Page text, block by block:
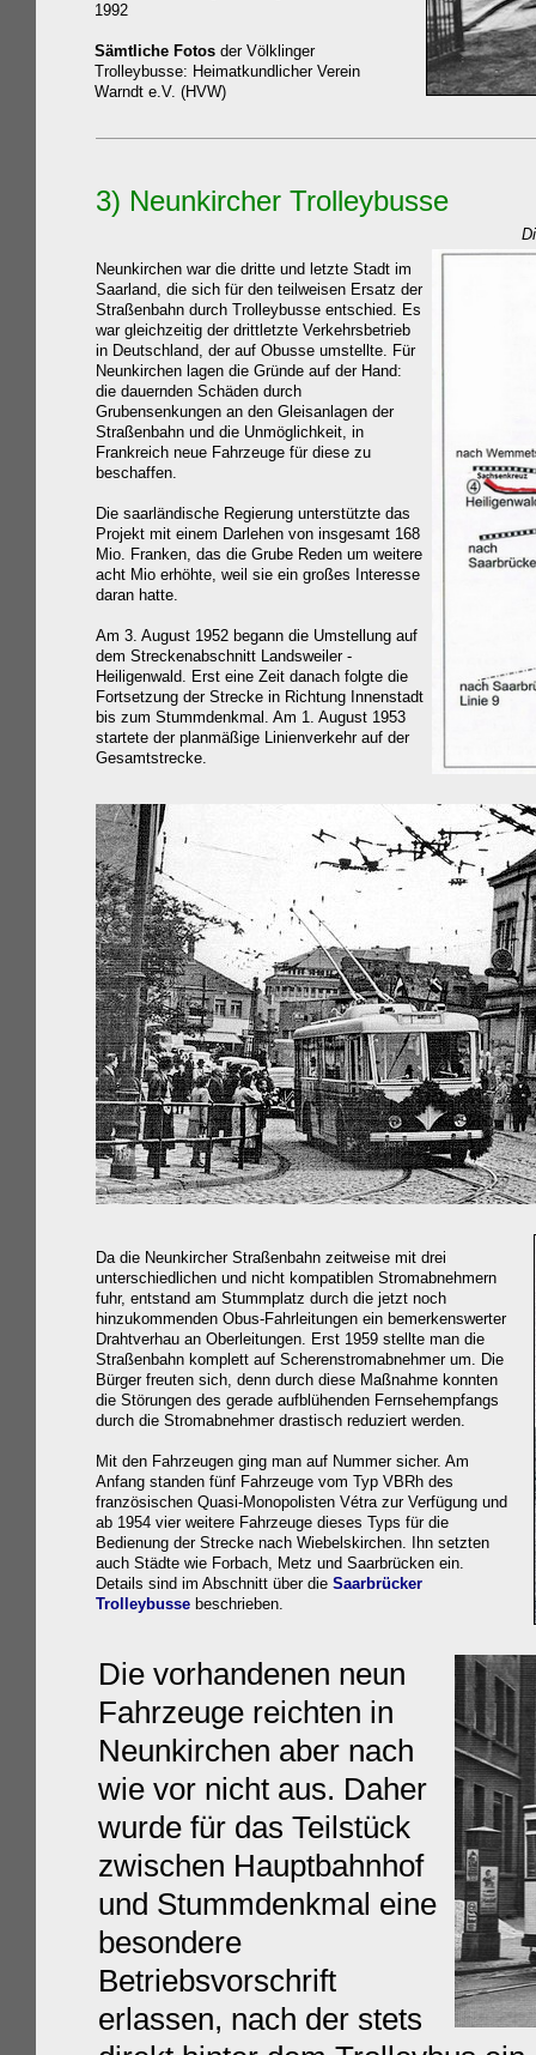
1992
Sämtliche Fotos der Völklinger
Trolleybusse: Heimatkundlicher Verein
Warndt e.V. (HVW)
3) Neunkircher Trolleybusse
Neunkirchen war die dritte und letzte Stadt im
Saarland, die sich für den teilweisen Ersatz der
Straßenbahn durch Trolleybusse entschied. Es
war gleichzeitig der drittletzte Verkehrsbetrieb
in Deutschland, der auf Obusse umstellte. Für
Neunkirchen lagen die Gründe auf der Hand:
die dauernden Schäden durch
Grubensenkungen an den Gleisanlagen der
Straßenbahn und die Unmöglichkeit, in
Frankreich neue Fahrzeuge für diese zu
beschaffen.
Die saarländische Regierung unterstützte das
Projekt mit einem Darlehen von insgesamt 168
Mio. Franken, das die Grube Reden um weitere
acht Mio erhöhte, weil sie ein großes Interesse
daran hatte.
Am 3. August 1952 begann die Umstellung auf
dem Streckenabschnitt Landsweiler -
Heiligenwald. Erst eine Zeit danach folgte die
Fortsetzung der Strecke in Richtung Innenstadt
bis zum Stummdenkmal. Am 1. August 1953
startete der planmäßige Linienverkehr auf der
Gesamtstrecke.
Da die Neunkircher Straßenbahn zeitweise mit drei
unterschiedlichen und nicht kompatiblen Stromabnehmern
fuhr, entstand am Stummplatz durch die jetzt noch
hinzukommenden Obus-Fahrleitungen ein bemerkenswerter
Drahtverhau an Oberleitungen. Erst 1959 stellte man die
Straßenbahn komplett auf Scherenstromabnehmer um. Die
Bürger freuten sich, denn durch diese Maßnahme konnten
die Störungen des gerade aufblühenden Fernsehempfangs
durch die Stromabnehmer drastisch reduziert werden.
Mit den Fahrzeugen ging man auf Nummer sicher. Am
Anfang standen fünf Fahrzeuge vom Typ VBRh des
französischen Quasi-Monopolisten Vétra zur Verfügung und
ab 1954 vier weitere Fahrzeuge dieses Typs für die
Bedienung der Strecke nach Wiebelskirchen. Ihn setzten
auch Städte wie Forbach, Metz und Saarbrücken ein.
Details sind im Abschnitt über die Saarbrücker
Trolleybusse beschrieben.
Die vorhandenen neun
Fahrzeuge reichten in
Neunkirchen aber nach
wie vor nicht aus. Daher
wurde für das Teilstück
zwischen Hauptbahnhof
und Stummdenkmal eine
besondere
Betriebsvorschrift
erlassen, nach der stets